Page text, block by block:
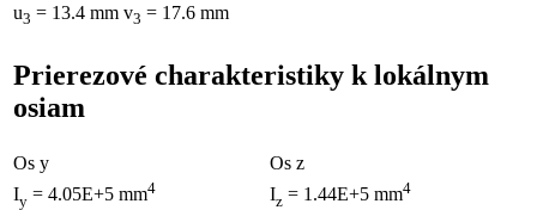
u3 = 13.4 mm v3 = 17.6 mm
Prierezové charakteristiky k lokálnym
osiam
Os y
Os z
Iy = 4.05E+5 mm4 Iz = 1.44E+5 mm4